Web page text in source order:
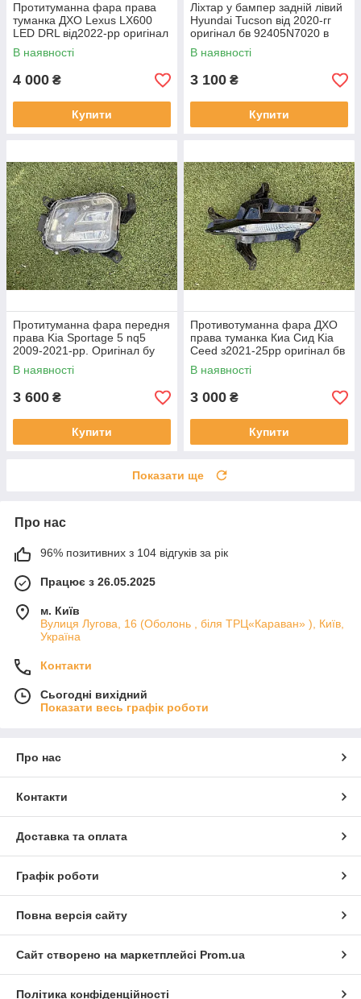
Протитуманна фара права
туманка ДХО Lexus LX600
LED DRL від2022-рр оригінал
бв відсутнє одно кріплення
В наявності
4 000 ₴
Купити
Ліхтар у бампер задній лівий
Hyundai Tucson від 2020-гг
оригінал бв 92405N7020 в
нормальному стані
В наявності
3 100 ₴
Купити
Протитуманна фара передня
права Kia Sportage 5 nq5
2009-2021-рр. Оригінал бу
92202R2000 проклеєна
тріщина скла в непомітному
місці
В наявності
3 600 ₴
Купити
Противотуманна фара ДХО
права туманка Киа Сид Kia
Ceed з2021-25рр оригінал бв
92207J7500 ціла
В наявності
3 000 ₴
Купити
Показати ще
Про нас
96% позитивних з 104 відгуків за рік
Працює з 26.05.2025
м. Київ
Вулиця Лугова, 16 (Оболонь , біля ТРЦ«Караван» ), Київ,
Україна
Контакти
Сьогодні вихідний
Показати весь графік роботи
Про нас
Контакти
Доставка та оплата
Графік роботи
Повна версія сайту
Сайт створено на маркетплейсі Prom.ua
Політика конфіденційності